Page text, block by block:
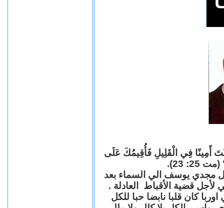
أَمِينًا فِي الْقَلِيلِ فَأُقِيمُكَ عَلَى
23).
مجدي يوسف الي السماء بعد
قضية الأقباط العادلة .
كان قلبا نابضا حبا للكل